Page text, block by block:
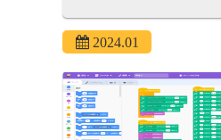
2024.01